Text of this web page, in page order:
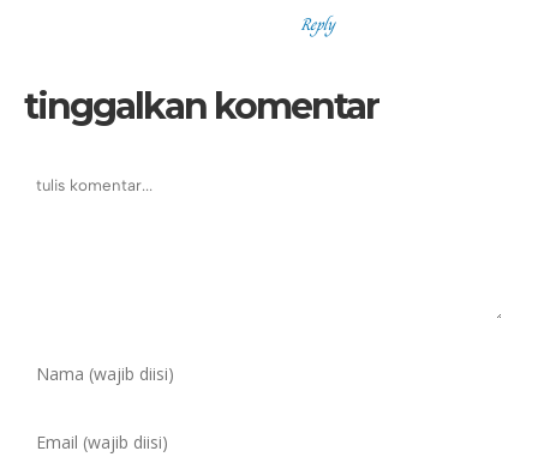
Reply
tinggalkan komentar